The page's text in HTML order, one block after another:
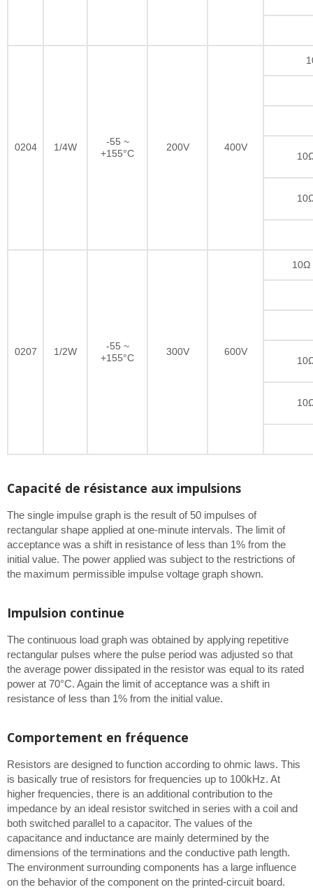
0204 1/4W
-55 ~
+155°C
200V 400V
0207 1/2W
-55 ~
+155°C
300V 600V
10Ω
Capacité de résistance aux impulsions
The single impulse graph is the result of 50 impulses of
rectangular shape applied at one-minute intervals. The limit of
acceptance was a shift in resistance of less than 1% from the
initial value. The power applied was subject to the restrictions of
the maximum permissible impulse voltage graph shown.
Impulsion continue
The continuous load graph was obtained by applying repetitive
rectangular pulses where the pulse period was adjusted so that
the average power dissipated in the resistor was equal to its rated
power at 70°C. Again the limit of acceptance was a shift in
resistance of less than 1% from the initial value.
Comportement en fréquence
Resistors are designed to function according to ohmic laws. This
is basically true of resistors for frequencies up to 100kHz. At
higher frequencies, there is an additional contribution to the
impedance by an ideal resistor switched in series with a coil and
both switched parallel to a capacitor. The values of the
capacitance and inductance are mainly determined by the
dimensions of the terminations and the conductive path length.
The environment surrounding components has a large influence
on the behavior of the component on the printed-circuit board.